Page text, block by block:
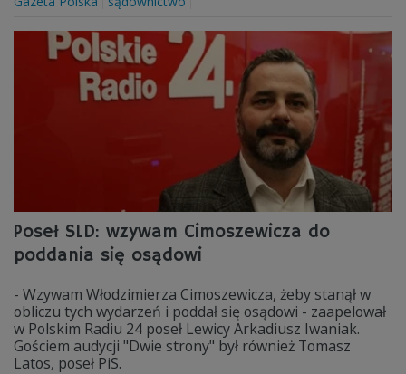
Poseł SLD: wzywam Cimoszewicza do
poddania się osądowi
- Wzywam Włodzimierza Cimoszewicza, żeby stanął w
obliczu tych wydarzeń i poddał się osądowi - zaapelował
w Polskim Radiu 24 poseł Lewicy Arkadiusz Iwaniak.
Gościem audycji "Dwie strony" był również Tomasz
Latos, poseł PiS.